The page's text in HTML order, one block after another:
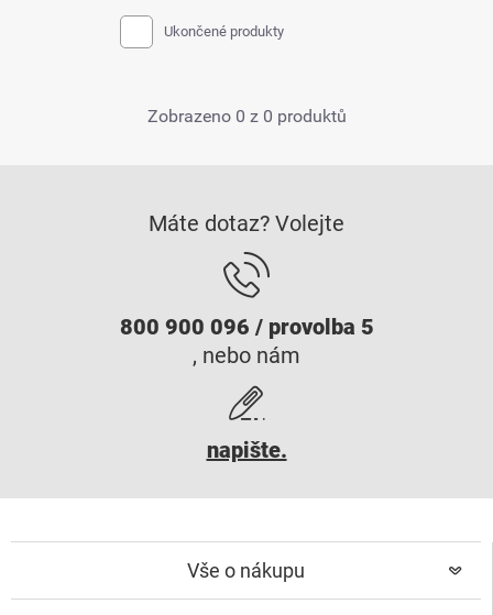
Ukončené produkty
Zobrazeno 0 z 0 produktů
Máte dotaz? Volejte
800 900 096 / provolba 5
, nebo nám
napište.
Vše o nákupu